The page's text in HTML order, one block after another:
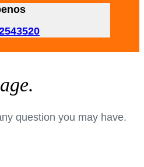
question you may have.